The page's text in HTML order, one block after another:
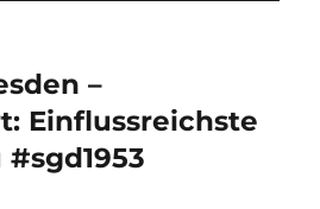
–
Einflussreichste